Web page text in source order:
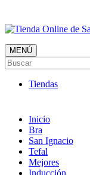
Tienda Online de
Nuevos Modelos
MENÚ
Buscar
Tiendas
Inicio
Bra
San Ignacio
Tefal
Mejores
Inducción